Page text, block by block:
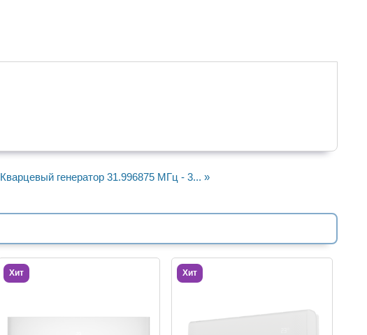
Кварцевый генератор 31.996875 МГц - 3... »
Хит Хит